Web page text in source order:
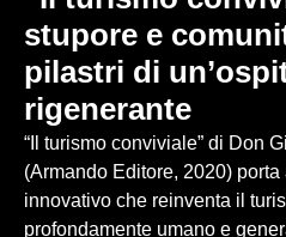
stupore e
pilastri di
rigenerante
“Il turismo conviviale” di Don
(Armando Editore, 2020)
innovativo che reinventa il
profondamente umano e